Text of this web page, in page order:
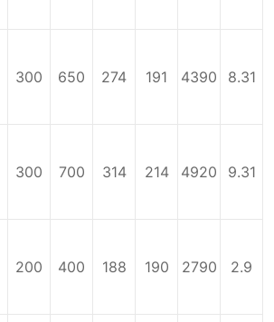
300 650 274 191 4390 8.31
300 700 314 214 4920 9.31
200 400 188 190 2790 2.9